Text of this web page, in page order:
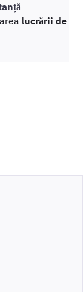
lucrării de